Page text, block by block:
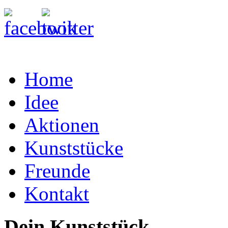
Home
Idee
Aktionen
Kunststücke
Freunde
Kontakt